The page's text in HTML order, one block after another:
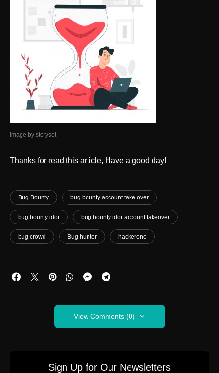
Image by storyset
Thanks for read this article, Have a good day!
Bug Bounty bug bounty account take over
bug bounty idor bug bounty idor account takeover
bug crowd Bug hunter hackerone
View Comments (0)
Sign Up for Our Newsletters